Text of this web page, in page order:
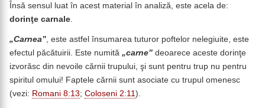
Însă sensul luat în acest material în analiză, este acela de:
dorinţe carnale
„Carnea”, este astfel însumarea tuturor poftelor nelegiuite, este
efectul păcătuirii. Este numită „carne” deoarece aceste dorinţe
izvorăsc din nevoile cărnii trupului, şi sunt pentru trup nu pentru
spiritul omului! Faptele cărnii sunt asociate cu trupul omenesc
(vezi: Romani 8:13; Coloseni 2:11).